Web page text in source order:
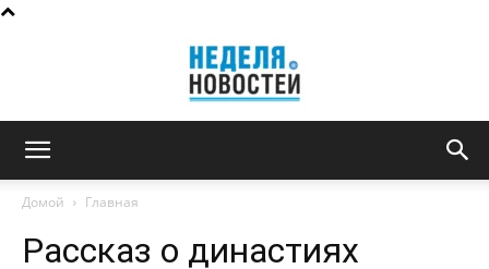
новостей
Домой Главная
Рассказ о династиях